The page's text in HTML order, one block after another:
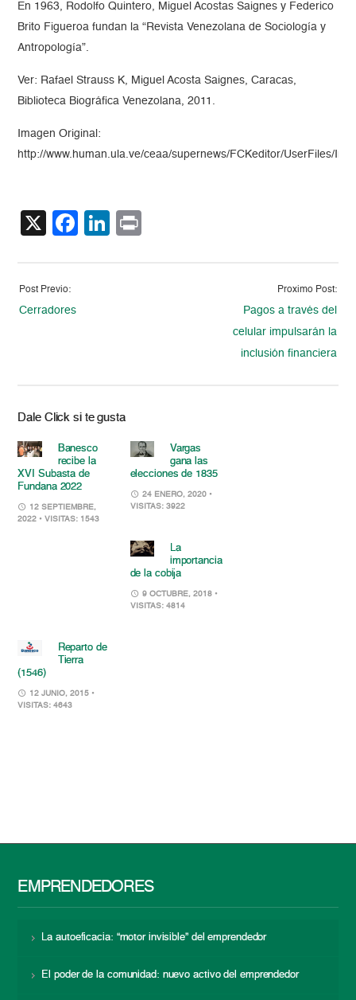
En 1963, Rodolfo Quintero, Miguel Acostas Saignes y Federico
Brito Figueroa fundan la “Revista Venezolana de Sociología y
Antropología”.
Ver: Rafael Strauss K, Miguel Acosta Saignes, Caracas,
Biblioteca Biográfica Venezolana, 2011.
Imagen Original:
http://www.human.ula.ve/ceaa/supernews/FCKeditor/UserFiles/
X Facebook
LinkedIn
Post Previo:
Cerradores
Proximo Post:
Pagos a través del
celular impulsarán la
inclusión financiera
Dale Click si te gusta
Banesco
recibe la
XVI Subasta de
Fundana 2022
12 SEPTIEMBRE,
2022 • VISITAS: 1543
Vargas
gana las
elecciones de 1835
24 ENERO, 2020 •
VISITAS: 3922
La
importancia
de la cobija
9 OCTUBRE, 2018 •
VISITAS: 4814
Reparto de
Tierra
(1546)
12 JUNIO, 2015 •
VISITAS: 4643
EMPRENDEDORES
La autoeficacia: “motor invisible” del emprendedor
El poder de la comunidad: nuevo activo del emprendedor